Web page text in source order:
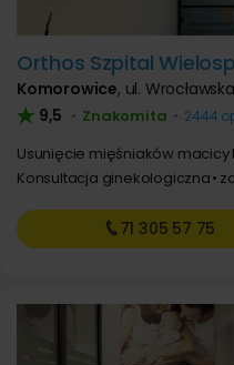
Orthos Szpital
Komorowice, ul.
9,5 • Znakomita • 2444
Usunięcie mięśniaków
Konsultacja ginekologiczna
71 305 57 75